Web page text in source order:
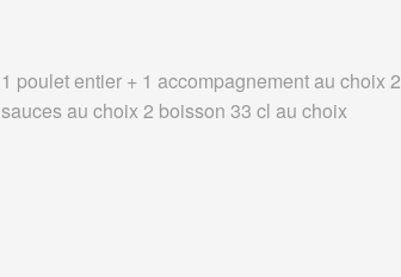
1 poulet entier + 1 accompagnement au choix 2
sauces au choix 2 boisson 33 cl au choix